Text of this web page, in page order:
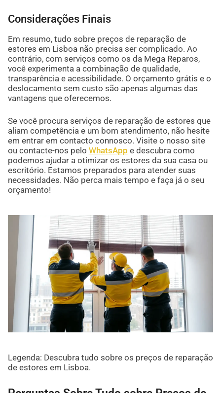
Considerações Finais
Em resumo, tudo sobre preços de reparação de
estores em Lisboa não precisa ser complicado. Ao
contrário, com serviços como os da Mega Reparos,
você experimenta a combinação de qualidade,
transparência e acessibilidade. O orçamento grátis e o
deslocamento sem custo são apenas algumas das
vantagens que oferecemos.
Se você procura serviços de reparação de estores que
aliam competência e um bom atendimento, não hesite
em entrar em contacto connosco. Visite o nosso site
ou contacte-nos pelo WhatsApp e descubra como
podemos ajudar a otimizar os estores da sua casa ou
escritório. Estamos preparados para atender suas
necessidades. Não perca mais tempo e faça já o seu
orçamento!
Legenda: Descubra tudo sobre os preços de reparação
de estores em Lisboa.